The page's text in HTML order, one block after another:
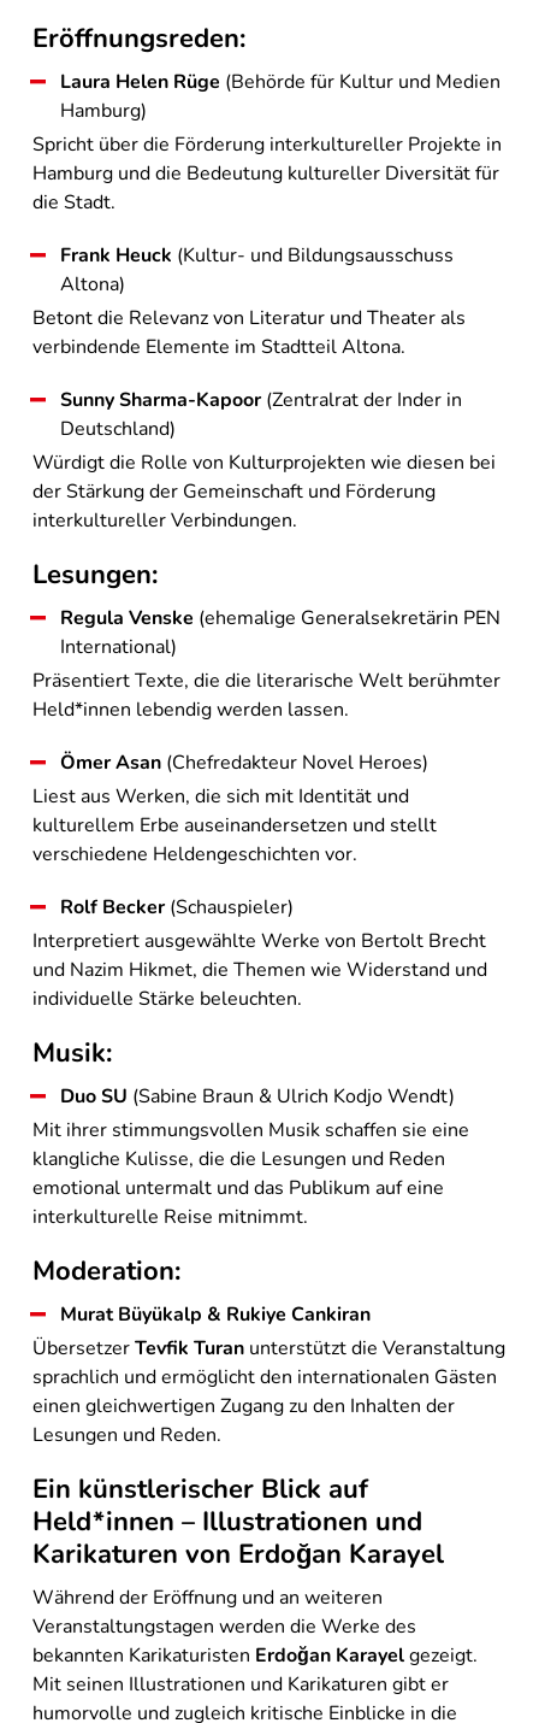
Eröffnungsreden:
Laura Helen Rüge (Behörde für Kultur und Medien
Hamburg)
Spricht über die Förderung interkultureller Projekte in
Hamburg und die Bedeutung kultureller Diversität für
die Stadt.
Frank Heuck (Kultur- und Bildungsausschuss
Altona)
Betont die Relevanz von Literatur und Theater als
verbindende Elemente im Stadtteil Altona.
Sunny Sharma-Kapoor(Zentralrat der Inder in
Deutschland)
Würdigt die Rolle von Kulturprojekten wie diesen bei
der Stärkung der Gemeinschaft und Förderung
interkultureller Verbindungen.
Lesungen:
Regula Venske (ehemalige Generalsekretärin PEN
International)
Präsentiert Texte, die die literarische Welt berühmter
Held*innen lebendig werden lassen.
Ömer Asan (Chefredakteur Novel Heroes)
Liest aus Werken, die sich mit Identität und
kulturellem Erbe auseinandersetzen und stellt
verschiedene Heldengeschichten vor.
Rolf Becker(Schauspieler)
Interpretiert ausgewählte Werke von Bertolt Brecht
und Nazim Hikmet, die Themen wie Widerstand und
individuelle Stärke beleuchten.
Musik:
Duo SU (Sabine Braun & Ulrich Kodjo Wendt)
Mit ihrer stimmungsvollen Musik schaffen sie eine
klangliche Kulisse, die die Lesungen und Reden
emotional untermalt und das Publikum auf eine
interkulturelle Reise mitnimmt.
Moderation:
Murat Büyükalp & Rukiye Cankiran
ÜbersetzerTevfik Turan unterstützt die Veranstaltung
sprachlich und ermöglicht den internationalen Gästen
einen gleichwertigen Zugang zu den Inhalten der
Lesungen und Reden.
Ein künstlerischer Blick auf
Held*innen – Illustrationen und
Karikaturen von Erdoğan Karayel
Während der Eröffnung und an weiteren
Veranstaltungstagen werden die Werke des
bekannten Karikaturisten Erdoğan Karayelgezeigt.
Mit seinen Illustrationen und Karikaturen gibt er
humorvolle und zugleich kritische Einblicke in die